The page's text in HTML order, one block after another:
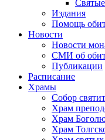
Издания
Помощь
Новости
Новости
СМИ об
Публикации
Расписание
Храмы
Собор
Храм
Храм
Храм